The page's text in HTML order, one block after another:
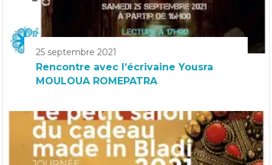
25 septembre 2021
Rencontre avec l’écrivaine Yousra
MOULOUA ROMEPATRA